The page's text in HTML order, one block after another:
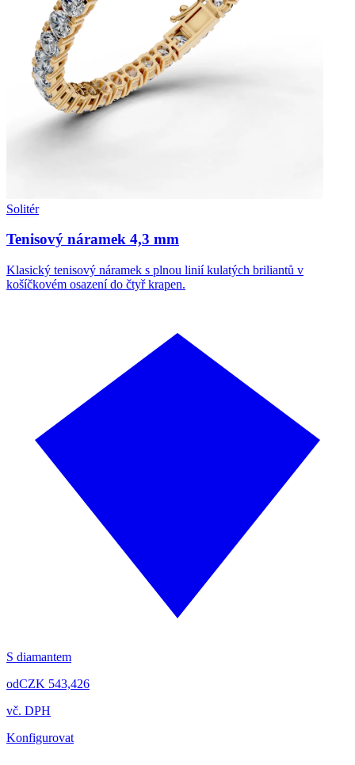
Solitér
Tenisový náramek 4,3 mm
Klasický tenisový náramek s plnou linií kulatých briliantů v
košíčkovém osazení do čtyř krapen.
S diamantem
odCZK 543,426
vč. DPH
Konfigurovat